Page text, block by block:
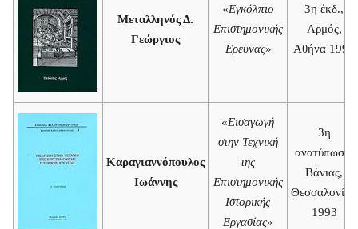
Μεταλληνός Δ.
Γεώργιος
«Εγκόλπιο
Επιστημονικής
Έρευνας»
3η έκδ.,
Αρμός,
Αθήνα 1998
Καραγιαννόπουλος
Ιωάννης
«Εισαγωγή
στην Τεχνική
της
Επιστημονικής
Ιστορικής
Εργασίας»
3η
ανατύπωση,
Βάνιας,
Θεσσαλονίκη
1993